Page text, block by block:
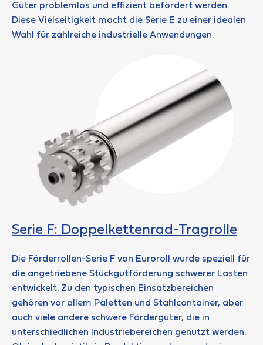
Güter problemlos und effizient befördert werden.
Diese Vielseitigkeit macht die Serie E zu einer idealen
Wahl für zahlreiche industrielle Anwendungen.
Serie F: Doppelkettenrad-Tragrolle
Die Förderrollen-Serie F von Euroroll wurde speziell für
die angetriebene Stückgutförderung schwerer Lasten
entwickelt. Zu den typischen Einsatzbereichen
gehören vor allem Paletten und Stahlcontainer, aber
auch viele andere schwere Fördergüter, die in
unterschiedlichen Industriebereichen genutzt werden.